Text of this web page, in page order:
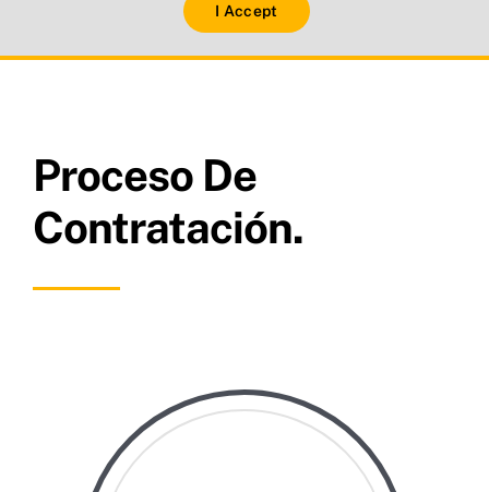
I Accept
Proceso De
Contratación.